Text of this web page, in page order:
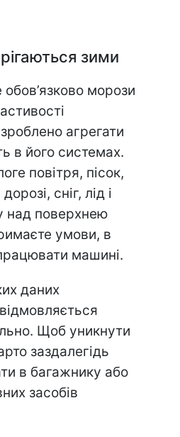
зими
морози
агрегати
в його системах.
повітря, пісок,
сніг, лід і
над поверхнею
умови, в
машині.
даних
Щоб уникнути
заздалегідь
в багажнику або
засобів